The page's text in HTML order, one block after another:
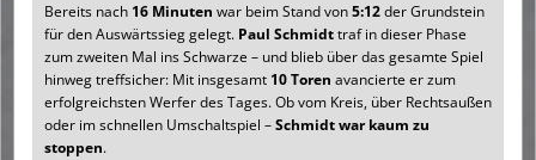
Bereits nach 16 Minuten war beim Stand von5:12der Grundstein
für den Auswärtssieg gelegt. Paul Schmidttraf in dieser Phase
zum zweiten Mal ins Schwarze – und blieb über das gesamte Spiel
hinweg treffsicher: Mit insgesamt 10 Toren avancierte er zum
erfolgreichsten Werfer des Tages. Ob vom Kreis, über Rechtsaußen
oder im schnellen Umschaltspiel –Schmidt war kaum zu
stoppen.